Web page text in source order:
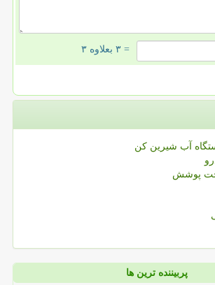
= ۳ بعلاوه ۳
آب شیرین کن
پوشش
پربیننده ترین ها